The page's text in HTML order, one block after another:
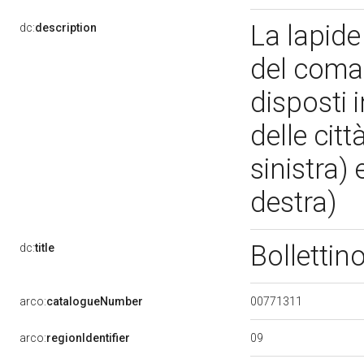
dc:description
La
del
disposti
delle
sinistra)
destra)
dc:title
arco:catalogueNumber 00771311
arco:regionIdentifier 09